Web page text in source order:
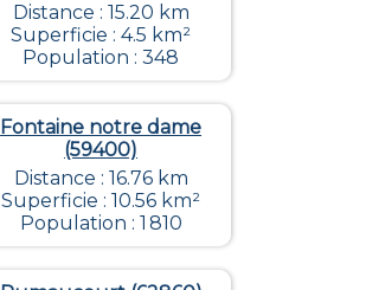
Distance : 15.20 km
Superficie : 4.5 km²
Population : 348
Fontaine notre dame
(59400)
Distance : 16.76 km
Superficie : 10.56 km²
Population : 1 810